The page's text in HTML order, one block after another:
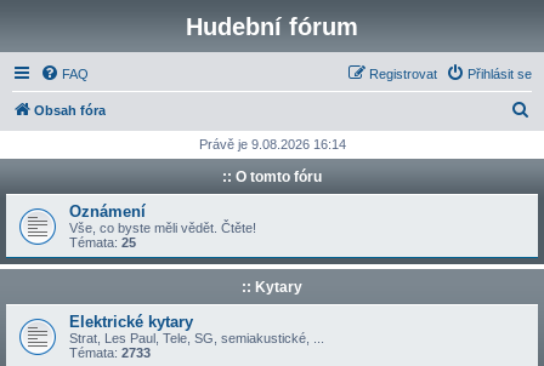
Hudební fórum
FAQ Přihlásit se
Registrovat
Obsah fóra
d
t
Právě je 9.08.2026 16:14
:: O tomto fóru
Oznámení
Vše, co byste měli vědět. Čtěte!
Témata: 25
:: Kytary
Elektrické kytary
Strat, Les Paul, Tele, SG, semiakustické, ...
Témata: 2733